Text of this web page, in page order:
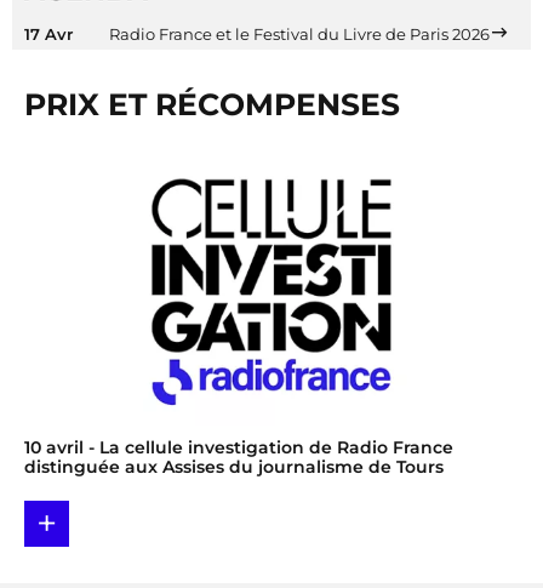
17 Avr Radio France et le Festival du Livre de Paris 2026
PRIX ET RÉCOMPENSES
10 avril - La cellule investigation de Radio France
distinguée aux Assises du journalisme de Tours
+